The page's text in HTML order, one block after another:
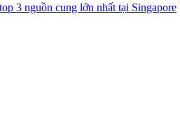
3 nguồn cung lớn nhất tại Singapore